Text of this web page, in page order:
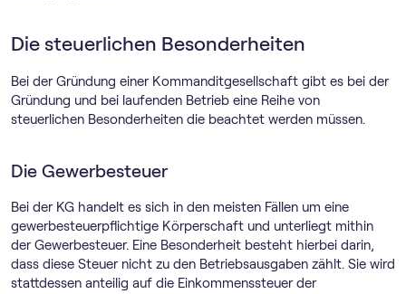
Die steuerlichen Besonderheiten
Bei der Gründung einer Kommanditgesellschaft gibt es bei der
Gründung und bei laufenden Betrieb eine Reihe von
steuerlichen Besonderheiten die beachtet werden müssen.
Die Gewerbesteuer
Bei der KG handelt es sich in den meisten Fällen um eine
gewerbesteuerpflichtige Körperschaft und unterliegt mithin
der Gewerbesteuer. Eine Besonderheit besteht hierbei darin,
dass diese Steuer nicht zu den Betriebsausgaben zählt. Sie wird
stattdessen anteilig auf die Einkommenssteuer der